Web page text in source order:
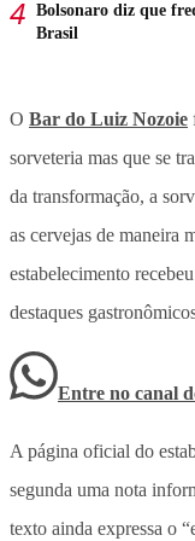
Bolsonaro diz que
Brasil
O Bar do Luiz Nozoie
sorveteria mas que se
da transformação, a
as cervejas de maneira
estabelecimento
destaques
Entre no canal
A página oficial do
segunda uma nota
texto ainda expressa o